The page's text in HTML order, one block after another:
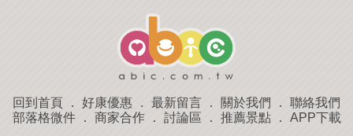
回到首頁 ． 好康優惠 ． 最新留言 ． 關於我們 ． 聯絡我們
部落格微件． 商家合作． 討論區 ． 推薦景點． APP下載